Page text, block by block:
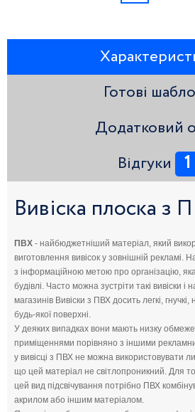
Готові
Додатковий
Відгуки 1
Вивіска плоска з
ПВХ - найбюджетніший матеріал, який
виготовлення вивісок у зовнішній рекламі.
з інформаційною метою про організацію,
будівлі. Часто можна зустріти такі вивіски
магазинів Вивіски з ПВХ досить легкі,
будь-якої поверхні.
У деяких випадках вони мають низку
приміщеннями порівняно з іншими
у вивісці з ПВХ не можна використовувати
що цей матеріал не світлопроникний. Для
цей вид підсвічування потрібно ПВХ
акрилом або іншим матеріалом.